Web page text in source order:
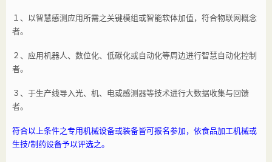
１、以智慧感测应用所需之关键模组或智能软体加值，符合物联网概念
者。
２、应用机器人、数位化、低碳化或自动化等周边进行智慧自动化控制
者。
３、于生产线导入光、机、电或感测器等技术进行大数据收集与回馈
者。
符合以上条件之专用机械设备或装备皆可报名参加，依食品加工机械或
生技/制药设备予以评选之。